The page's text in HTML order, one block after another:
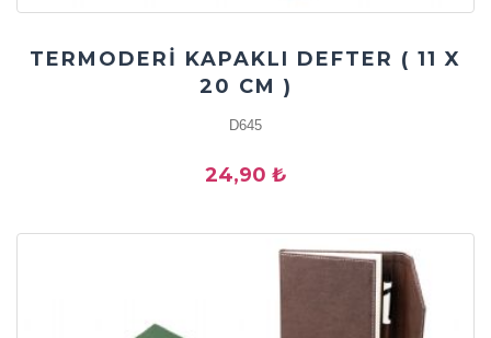
TERMODERİ KAPAKLI DEFTER ( 11 X
20 CM )
D645
24,90 ₺